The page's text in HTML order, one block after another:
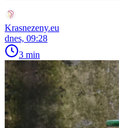
Krasnezeny.eu
dnes, 09:28
3 min